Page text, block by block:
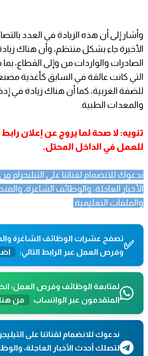
وأشار إلى أن هذه الزيادة في العدد
الأخيرة جاء بشكل منتظم، وأن هناك
الصادرات والواردات من وإلى القطاع،
التي كانت عالقة في السابق كأغذية
للضفة الغربية، كما أن هناك زيادة في
والمعدات الطبية.
تنويه: لا صحة لما يروج عن إعلان
للعمل في الداخل المحتل.
ندعوك للانضمام لقناتنا على التيليجرام من
الأخبار العاجلة، والوظائف الشاغرة،
والملفات التعليمية.
✅تصفح عشرات الوظائف الشاغرة
وفرص العمل عبر الرابط التالي:
لمتابعة الوظائف وفرص العمل؛
المتقدمون عبر الواتساب
من هنا
ندعوك للانضمام لقناتنا على
لتصلك أحدث الأخبار العاجلة،